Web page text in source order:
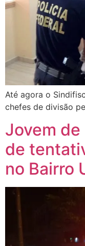
Até agora o
chefes de divisão
Jovem
de
no Bairro